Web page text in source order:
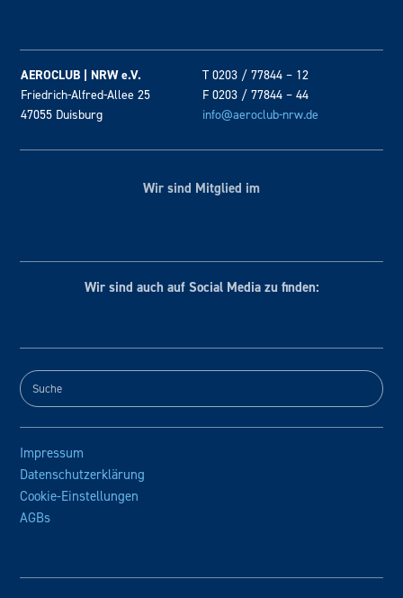
AEROCLUB | NRW e.V.
Friedrich-Alfred-Allee 25
47055 Duisburg
T 0203 / 77844 – 12
F 0203 / 77844 – 44
info@aeroclub-nrw.de
Wir sind Mitglied im
Wir sind auch auf Social Media zu finden:
Impressum
Datenschutzerklärung
Cookie-Einstellungen
AGBs